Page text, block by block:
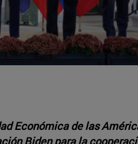
Económica de las
Biden para la